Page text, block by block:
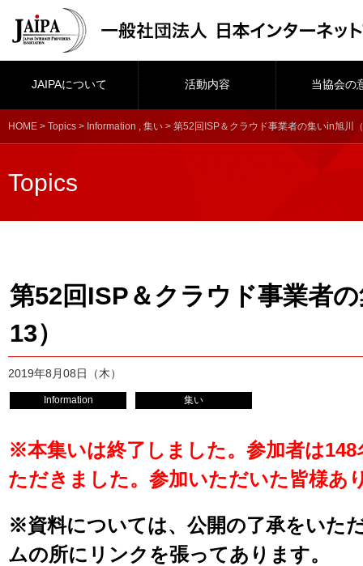
JAIPAについて 活動内容 当協会の
HOME > Topics > Information , 集い > 第52回ISP＆クラウド事業者の集いin旭川
Topics
第52回ISP＆クラウド事業者
13）
2019年8月08日（木）
Information 集い
※本集いは終了しました。参加者は
ただきました。参加いただいた皆様あ
※資料については、公開の了承をいた
ムの所にリンクを張ってあります。